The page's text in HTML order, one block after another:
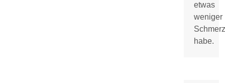
etwas
weniger
habe.